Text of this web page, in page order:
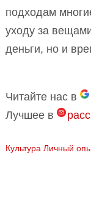
подходам
уходу за
деньги, но и
Читайте нас в
Лучшее в
Культура Личный